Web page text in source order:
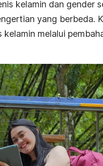
kelamin dan gender
yang berbeda.
melalui